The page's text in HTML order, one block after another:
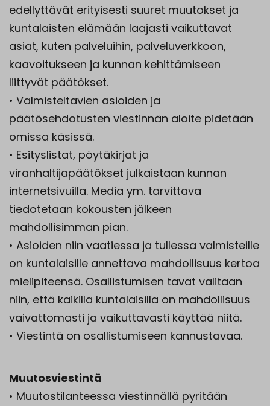
edellyttävät erityisesti suuret muutokset ja
kuntalaisten elämään laajasti vaikuttavat
asiat, kuten palveluihin, palveluverkkoon,
kaavoitukseen ja kunnan kehittämiseen
liittyvät päätökset.
• Valmisteltavien asioiden ja
päätösehdotusten viestinnän aloite pidetään
omissa käsissä.
• Esityslistat, pöytäkirjat ja
viranhaltijapäätökset julkaistaan kunnan
internetsivuilla. Media ym. tarvittava
tiedotetaan kokousten jälkeen
mahdollisimman pian.
• Asioiden niin vaatiessa ja tullessa valmisteille
on kuntalaisille annettava mahdollisuus kertoa
mielipiteensä. Osallistumisen tavat valitaan
niin, että kaikilla kuntalaisilla on mahdollisuus
vaivattomasti ja vaikuttavasti käyttää niitä.
• Viestintä on osallistumiseen kannustavaa.
Muutosviestintä
• Muutostilanteessa viestinnällä pyritään